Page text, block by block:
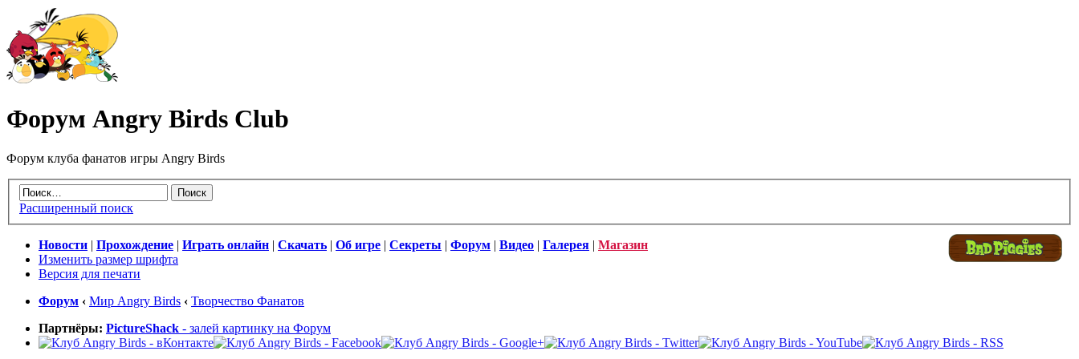
Форум Angry Birds Club
Форум клуба фанатов игры Angry Birds
Расширенный поиск
Новости Прохождение Играть онлайн Скачать Об игре Секреты Форум Видео Галерея
Магазин
Изменить размер шрифта
Версия для печати
Форум ‹ Мир Angry Birds ‹ Творчество Фанатов
Партнёры: PictureShack - залей картинку на Форум